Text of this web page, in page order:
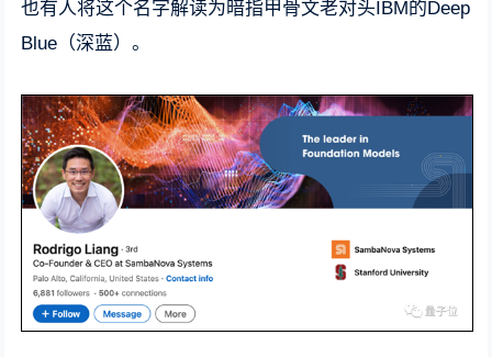
也有人将这个名字解读为暗指甲骨文老对头IBM的Deep
Blue（深蓝）。